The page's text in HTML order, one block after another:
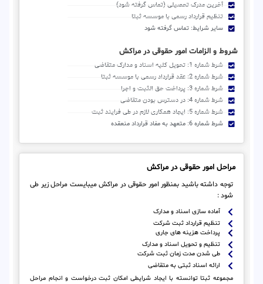
آخرین مدرک تحصیلی (تماس گرفته شود)
تنظیم قرارداد رسمی با موسسه ثبتا
سایر شرایط: تماس گرفته شود
شروط و الزامات امور حقوقی در مراکش
شرط شماره 1: تحویل کلیه اسناد و مدارک متقاضی
شرط شماره 2: عقد قرارداد رسمی با موسسه ثبتا
شرط شماره 3: پرداخت حق الثبت و اجرا
شرط شماره 4: در دسترس بودن متقاضی
شرط شماره 5: ایجاد همکاری لازم در طی فرایند ثبت
شرط شماره 6: متعهد به مفاد قرارداد منعقده
مراحل امور حقوقی در مراکش
توجه داشته باشید بمنظور امور حقوقی در مراکش میبایست مراحل زیر طی
شود :
آماده سازی اسناد و مدارک
تنظیم قرارداد ثبت شرکت
پرداخت هزینه های جاری
تنظیم و تحویل اسناد و مدارک
طی شدن مدت زمان ثبت شرکت
ارائه اسناد ثبتی به متقاضی
مجموعه ثبتا توانسته با ایجاد شرایطی امکان ثبت درخواست و انجام مراحل